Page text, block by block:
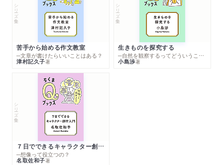
シリーズ・全集
苦手から始める作文教室
─文章が書けたらいいことはある？
津村記久子著
シリーズ・全集
生きものを探究する
─自然を観察するってどういうこと？
小島渉著
シリーズ・全集
７日でできるキャラクター創作入門
─想像って役立つの？
名取佐和子著